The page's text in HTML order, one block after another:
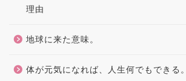
理由
地球に来た意味。
体が元気になれば、人生何でもできる。